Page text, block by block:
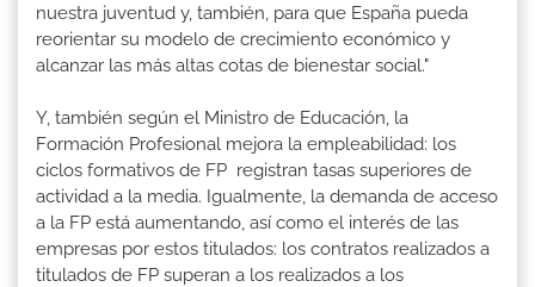
nuestra juventud y, también, para que España pueda
reorientar su modelo de crecimiento económico y
alcanzar las más altas cotas de bienestar social."
Y, también según el Ministro de Educación, la
Formación Profesional mejora la empleabilidad: los
ciclos formativos de FP registran tasas superiores de
actividad a la media. Igualmente, la demanda de acceso
a la FP está aumentando, así como el interés de las
empresas por estos titulados: los contratos realizados a
titulados de FP superan a los realizados a los